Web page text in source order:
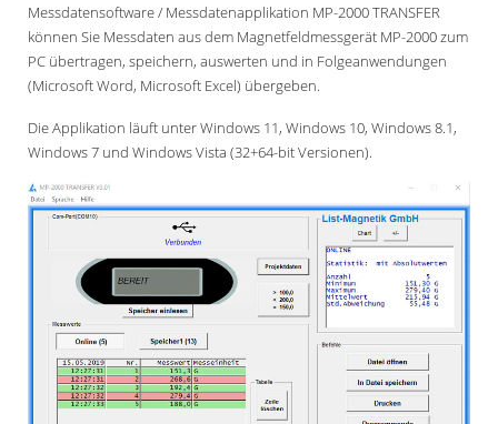
Messdatensoftware / Messdatenapplikation MP-2000 TRANSFER
können Sie Messdaten aus dem Magnetfeldmessgerät MP-2000 zum
PC übertragen, speichern, auswerten und in Folgeanwendungen
(Microsoft Word, Microsoft Excel) übergeben.
Die Applikation läuft unter Windows 11, Windows 10, Windows 8.1,
Windows 7 und Windows Vista (32+64-bit Versionen).